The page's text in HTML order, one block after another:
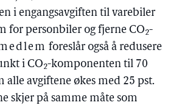
i engangsavgiften til varebiler
for personbiler og fjerne CO2-
foreslår også å redusere
i CO2-komponenten til 70
alle avgiftene økes med 25 pst.
skjer på samme måte som